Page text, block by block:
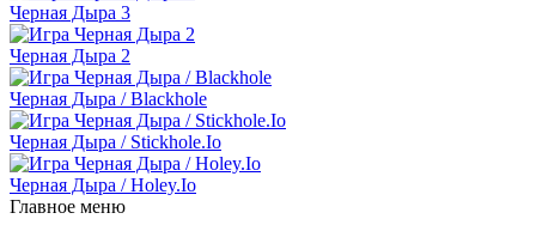
Черная Дыра 3
Черная Дыра 2
Черная Дыра / Blackhole
Черная Дыра / Stickhole.Io
Черная Дыра / Holey.Io
Главное меню